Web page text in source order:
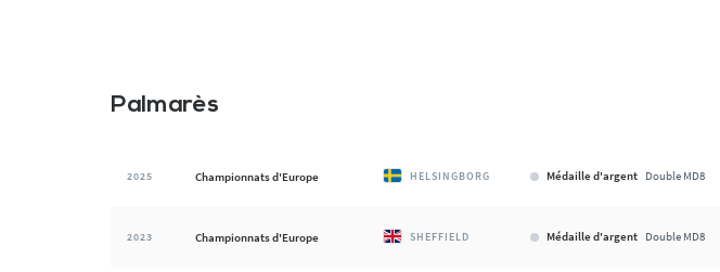
Palmarès
2025 Championnats d'Europe HELSINGBORG Médaille d'argent Double MD8
2023 Championnats d'Europe SHEFFIELD Médaille d'argent Double MD8